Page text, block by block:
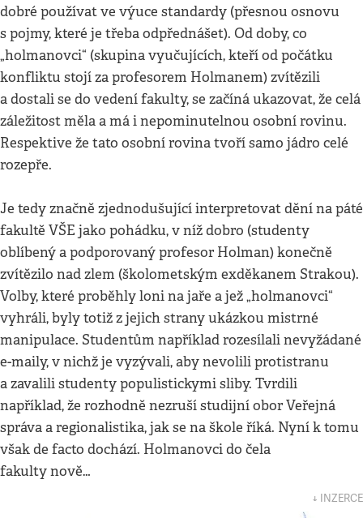
dobré používat ve výuce standardy (přesnou osnovu
s pojmy, které je třeba odpřednášet). Od doby, co
„holmanovci“ (skupina vyučujících, kteří od počátku
konfliktu stojí za profesorem Holmanem) zvítězili
a dostali se do vedení fakulty, se začíná ukazovat, že celá
záležitost měla a má i nepominutelnou osobní rovinu.
Respektive že tato osobní rovina tvoří samo jádro celé
rozepře.
Je tedy značně zjednodušující interpretovat dění na páté
fakultě VŠE jako pohádku, v níž dobro (studenty
oblíbený a podporovaný profesor Holman) konečně
zvítězilo nad zlem (školometským exděkanem Strakou).
Volby, které proběhly loni na jaře a jež „holmanovci“
vyhráli, byly totiž z jejich strany ukázkou mistrné
manipulace. Studentům například rozesílali nevyžádané
e-maily, v nichž je vyzývali, aby nevolili protistranu
a zavalili studenty populistickymi sliby. Tvrdili
například, že rozhodně nezruší studijní obor Veřejná
správa a regionalistika, jak se na škole říká. Nyní k tomu
však de facto dochází. Holmanovci do čela
fakulty nově…
↓ INZERCE